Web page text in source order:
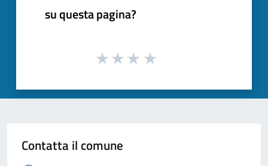
su questa pagina?
Contatta il comune